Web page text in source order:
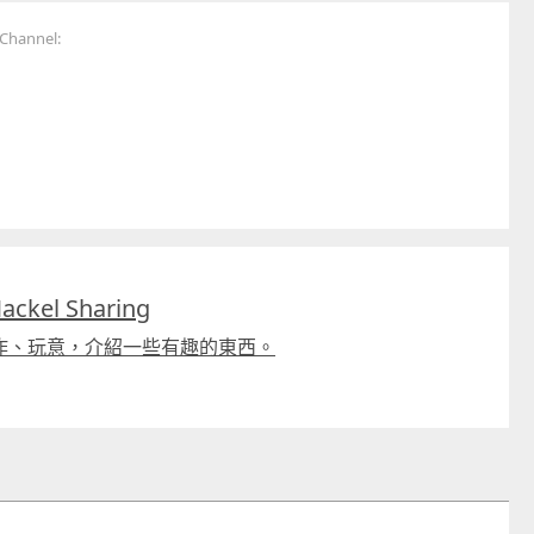
Sharing
玩意，介紹一些有趣的東西。
2026-07-11 至 2026-08-08
嬰幼兒親子閱讀推廣活動-